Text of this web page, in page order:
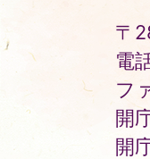
〒
電
フ
開
開